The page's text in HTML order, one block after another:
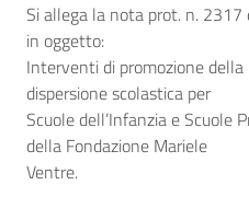
Si allega la nota prot. n.
in oggetto:
Interventi di promozione
dispersione scolastica per
Scuole dell’Infanzia e Scuole
della Fondazione Mariele
Ventre.